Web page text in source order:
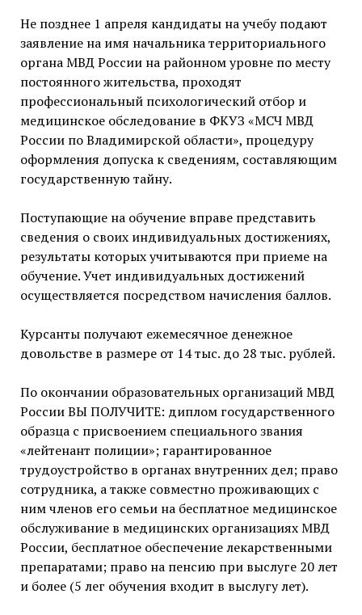
Не позднее 1 апреля кандидаты на учебу подают
заявление на имя начальника территориального
органа МВД России на районном уровне по месту
постоянного жительства, проходят
профессиональный психологический отбор и
медицинское обследование в ФКУЗ «МСЧ МВД
России по Владимирской области», процедуру
оформления допуска к сведениям, составляющим
государственную тайну.
Поступающие на обучение вправе представить
сведения о своих индивидуальных достижениях,
результаты которых учитываются при приеме на
обучение. Учет индивидуальных достижений
осуществляется посредством начисления баллов.
Курсанты получают ежемесячное денежное
довольстве в размере от 14 тыс. до 28 тыс. рублей.
По окончании образовательных организаций МВД
России ВЫ ПОЛУЧИТЕ: диплом государственного
образца с присвоением специального звания
«лейтенант полиции»; гарантированное
трудоустройство в органах внутренних дел; право
сотрудника, а также совместно проживающих с
ним членов его семьи на бесплатное медицинское
обслуживание в медицинских организациях МВД
России, бесплатное обеспечение лекарственными
препаратами; право на пенсию при выслуге 20 лет
и более (5 лег обучения входит в выслугу лет).